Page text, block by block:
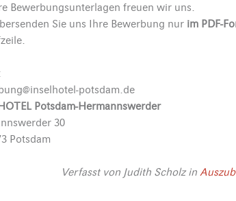
Bewerbungsunterlagen freuen wir uns.
Sie uns Ihre Bewerbung nur im PDF-
potsdam.de
Potsdam-Hermannswerder
30
Potsdam
Verfasst von Judith Scholzin